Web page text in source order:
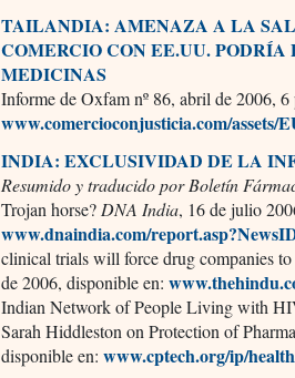
TAILANDIA: AMENAZA A LA
COMERCIO CON EE.UU.
MEDICINAS
Informe de Oxfam nº 86, abril de 2006, 6
www.comercioconjusticia.com/assets/
INDIA: EXCLUSIVIDAD DE LA
Resumido y traducido por Boletín
Trojan horse? DNA India, 16 de julio
www.dnaindia.com/
clinical trials will force drug companies
de 2006, disponible en:
Indian Network of People Living with
Sarah Hiddleston on Protection of
disponible en:www.cptech.org/ip/